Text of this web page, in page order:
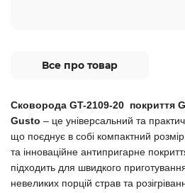
Все про товар
Сковорода GT-2109-20 покриття
Gusto – це універсальний та
що поєднує в собі компактний
та інноваційне антипригарне
підходить для швидкого
невеликих порцій страв та